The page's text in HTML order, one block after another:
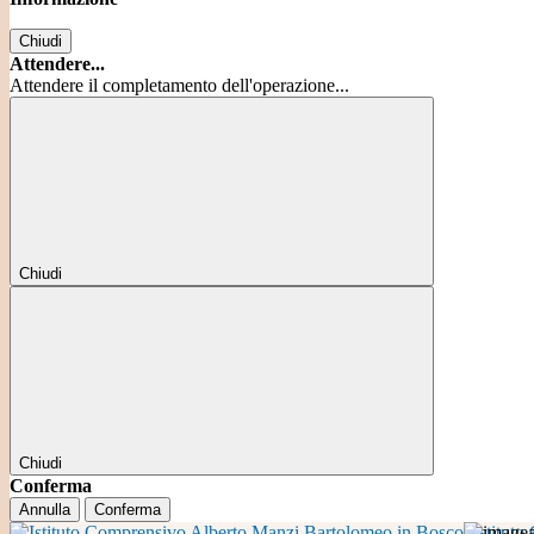
Chiudi
Attendere...
Attendere il completamento dell'operazione...
Chiudi
Chiudi
Conferma
Annulla Conferma